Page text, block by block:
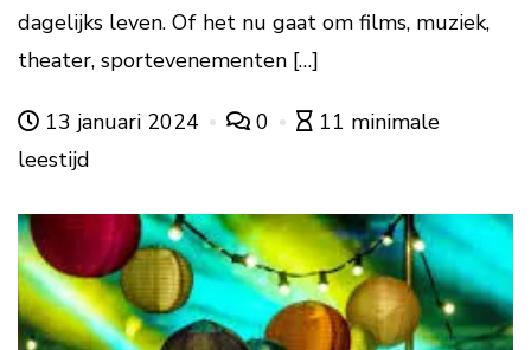
dagelijks leven. Of het nu gaat om films, muziek,
theater, sportevenementen […]
13 januari 2024 0
11 minimale
leestijd